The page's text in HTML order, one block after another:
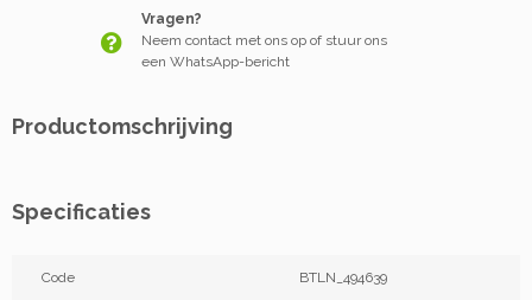
Vragen?
Neem contact met ons op of stuur ons
een WhatsApp-bericht
Productomschrijving
Specificaties
Code BTLN_494639